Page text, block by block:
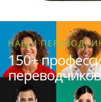
НАШИ
150+
переводчиков